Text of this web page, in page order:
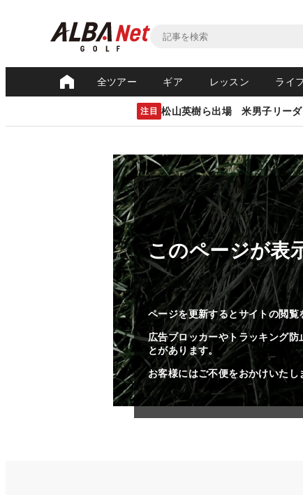
全ツアー ギア レッスン ライ
注目 松山英樹ら出場 米男子リーダ
このページが表
ページを更新するとサイトの閲覧
広告ブロッカーやトラッキング
とがあります。
お客様にはご不便をおかけいたし